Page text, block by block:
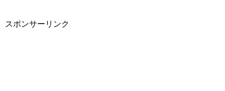
スポンサーリンク